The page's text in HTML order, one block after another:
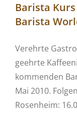
Barista
Barista
Verehrte
geehrte
kommenden
Mai 2010.
Rosenheim: